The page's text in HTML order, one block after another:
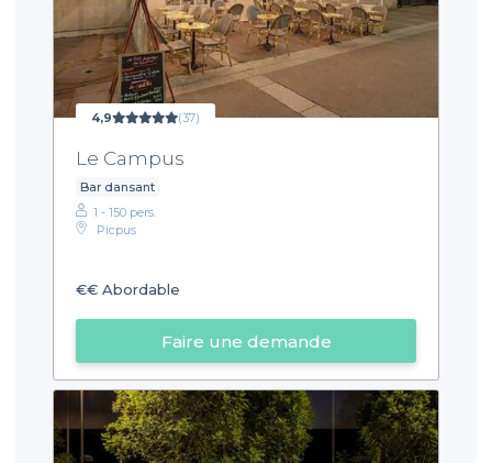
4,9 (37)
Le Campus
Bar dansant
1 - 150 pers.
Picpus
€€ Abordable
Faire une demande